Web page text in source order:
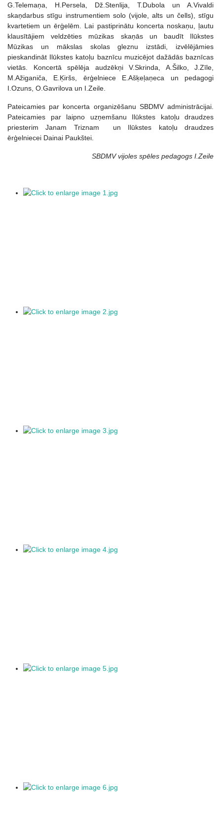
G.Telemaņa, H.Persela, Dž.Stenlija, T.Dubola un A.Vivaldi
skaņdarbus stīgu instrumentiem solo (vijole, alts un čells), stīgu
kvartetiem un ērģelēm. Lai pastiprinātu koncerta noskaņu, ļautu
klausītājiem veldzēties mūzikas skaņās un baudīt Ilūkstes
Mūzikas un mākslas skolas gleznu izstādi, izvēlējāmies
pieskandināt Ilūkstes katoļu baznīcu muzicējot dažādās baznīcas
vietās. Koncertā spēlēja audzēkņi V.Skrinda, A.Šilko, J.Zīle,
M.Ažiganiča, E.Ķiršs, ērģelniece E.Ašķeļaņeca un pedagogi
I.Ozuns, O.Gavrilova un I.Zeile.
Pateicamies par koncerta organizēšanu SBDMV administrācijai.
Pateicamies par laipno uzņemšanu Ilūkstes katoļu draudzes
priesterim Janam Triznam un Ilūkstes katoļu draudzes
ērģelniecei Dainai Paukštei.
SBDMV vijoles spēles pedagogs I.Zeile